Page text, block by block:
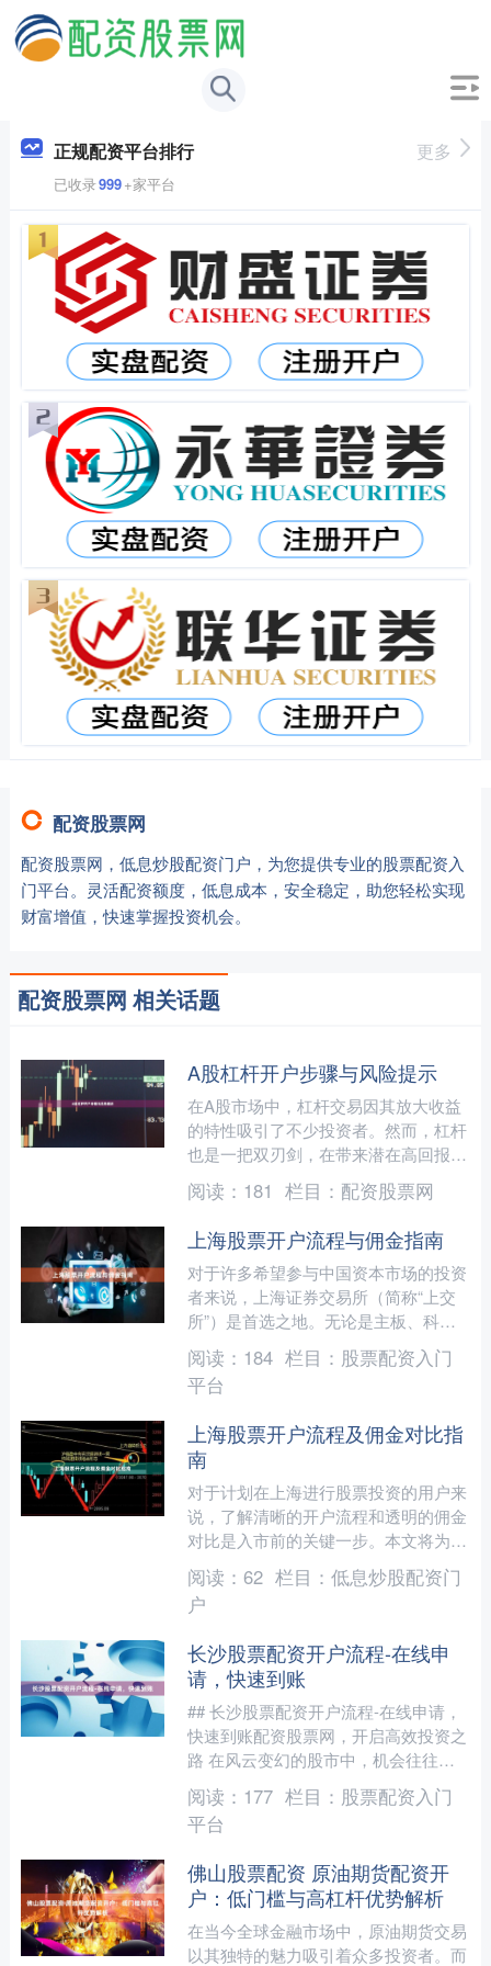
正规配资平台排行
已收录999+家平台
更多
配资股票网
配资股票网，低息炒股配资门户，为您提供专业的股票配资入
门平台。灵活配资额度，低息成本，安全稳定，助您轻松实现
财富增值，快速掌握投资机会。
配资股票网 相关话题
A股杠杆开户步骤与风险提示
在A股市场中，杠杆交易因其放大收益
的特性吸引了不少投资者。然而，杠杆
也是一把双刃剑，在带来潜在高回报的
同时，也伴随着显著风险。本文将详细
介绍A股杠杆开户的基本步....
阅读： 181 栏目： 配资股票网
上海股票开户流程与佣金指南
对于许多希望参与中国资本市场的投资
者来说，上海证券交易所（简称“上交
所”）是首选之地。无论是主板、科创
板，还是日益活跃的ETF基金，了解清
晰的开户流程和合理的佣....
阅读： 184 栏目： 股票配资入门
平台
上海股票开户流程及佣金对比指
南
对于计划在上海进行股票投资的用户来
说，了解清晰的开户流程和透明的佣金
对比是入市前的关键一步。本文将为您
详细梳理在上海开通股票账户的完整步
骤，并对比主流券商的佣金....
阅读： 62 栏目： 低息炒股配资门
户
长沙股票配资开户流程-在线申
请，快速到账
## 长沙股票配资开户流程-在线申请，
快速到账配资股票网，开启高效投资之
路 在风云变幻的股市中，机会往往转
瞬即逝。对于长沙地区的投资者而言，
能否在行情启动时迅速....
阅读： 177 栏目： 股票配资入门
平台
佛山股票配资 原油期货配资开
户：低门槛与高杠杆优势解析
在当今全球金融市场中，原油期货交易
以其独特的魅力吸引着众多投资者。而